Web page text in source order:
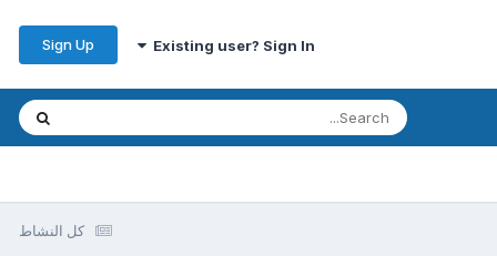
Existing user? Sign In
Sign Up
كل النشاط